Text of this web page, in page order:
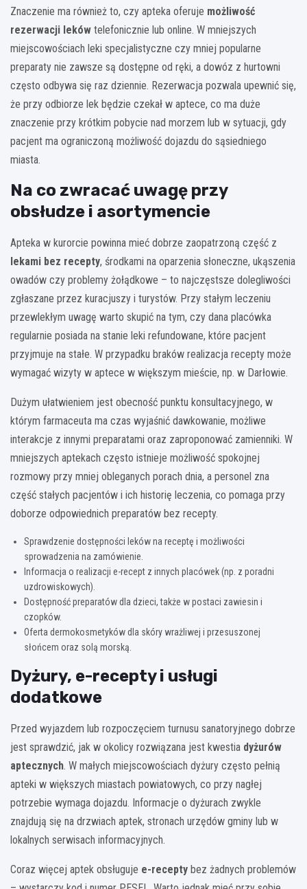
Znaczenie ma również to, czy apteka oferuje możliwość
rezerwacji leków telefonicznie lub online. W mniejszych
miejscowościach leki specjalistyczne czy mniej popularne
preparaty nie zawsze są dostępne od ręki, a dowóz z hurtowni
często odbywa się raz dziennie. Rezerwacja pozwala upewnić się,
że przy odbiorze lek będzie czekał w aptece, co ma duże
znaczenie przy krótkim pobycie nad morzem lub w sytuacji, gdy
pacjent ma ograniczoną możliwość dojazdu do sąsiedniego
miasta.
Na co zwracać uwagę przy
obsłudze i asortymencie
Apteka w kurorcie powinna mieć dobrze zaopatrzoną część z
lekami bez recepty, środkami na oparzenia słoneczne, ukąszenia
owadów czy problemy żołądkowe – to najczęstsze dolegliwości
zgłaszane przez kuracjuszy i turystów. Przy stałym leczeniu
przewlekłym uwagę warto skupić na tym, czy dana placówka
regularnie posiada na stanie leki refundowane, które pacjent
przyjmuje na stałe. W przypadku braków realizacja recepty może
wymagać wizyty w aptece w większym mieście, np. w Darłowie.
Dużym ułatwieniem jest obecność punktu konsultacyjnego, w
którym farmaceuta ma czas wyjaśnić dawkowanie, możliwe
interakcje z innymi preparatami oraz zaproponować zamienniki. W
mniejszych aptekach często istnieje możliwość spokojnej
rozmowy przy mniej obleganych porach dnia, a personel zna
część stałych pacjentów i ich historię leczenia, co pomaga przy
doborze odpowiednich preparatów bez recepty.
Sprawdzenie dostępności leków na receptę i możliwości
sprowadzenia na zamówienie.
Informacja o realizacji e-recept z innych placówek (np. z poradni
uzdrowiskowych).
Dostępność preparatów dla dzieci, także w postaci zawiesin i
czopków.
Oferta dermokosmetyków dla skóry wrażliwej i przesuszonej
słońcem oraz solą morską.
Dyżury, e-recepty i usługi
dodatkowe
Przed wyjazdem lub rozpoczęciem turnusu sanatoryjnego dobrze
jest sprawdzić, jak w okolicy rozwiązana jest kwestia dyżurów
aptecznych. W małych miejscowościach dyżury często pełnią
apteki w większych miastach powiatowych, co przy nagłej
potrzebie wymaga dojazdu. Informacje o dyżurach zwykle
znajdują się na drzwiach aptek, stronach urzędów gminy lub w
lokalnych serwisach informacyjnych.
Coraz więcej aptek obsługuje e-recepty bez żadnych problemów